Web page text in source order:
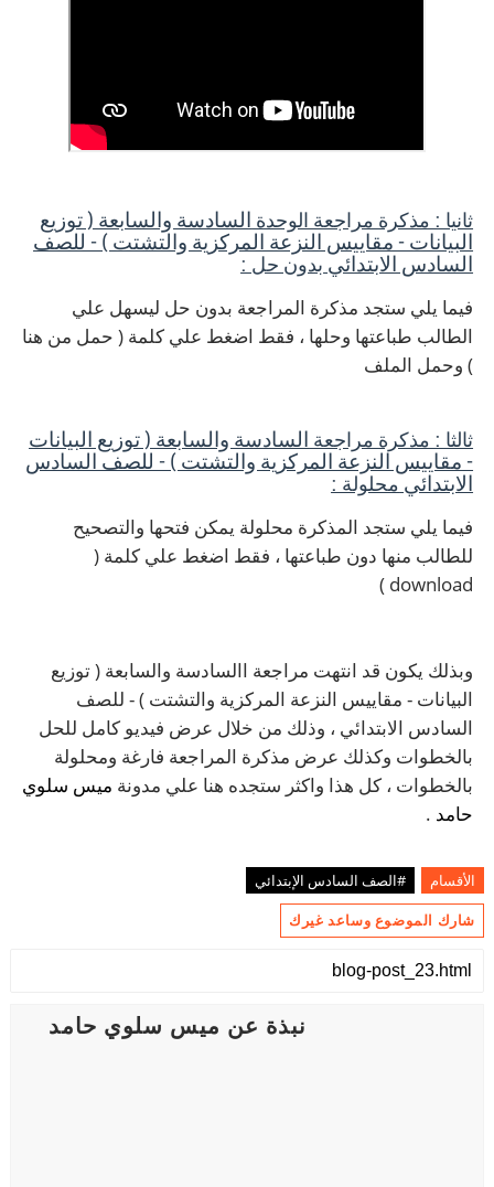
ثانيا : مذكرة مراجعة الوحدة السادسة والسابعة ( توزيع
البيانات - مقاييس النزعة المركزية والتشتت ) - للصف
السادس الابتدائي بدون حل :
فيما يلي ستجد مذكرة المراجعة بدون حل ليسهل علي
الطالب طباعتها وحلها ، فقط اضغط علي كلمة ( حمل من هنا
) وحمل الملف
ثالثا : مذكرة مراجعة السادسة والسابعة ( توزيع البيانات
- مقاييس النزعة المركزية والتشتت ) - للصف السادس
الابتدائي محلولة :
فيما يلي ستجد المذكرة محلولة يمكن فتحها والتصحيح
للطالب منها دون طباعتها ، فقط اضغط علي كلمة (
download )
وبذلك يكون قد انتهت مراجعة االسادسة والسابعة ( توزيع
البيانات - مقاييس النزعة المركزية والتشتت ) - للصف
السادس الابتدائي ، وذلك من خلال عرض فيديو كامل للحل
بالخطوات وكذلك عرض مذكرة المراجعة فارغة ومحلولة
بالخطوات ، كل هذا واكثر ستجده هنا علي مدونة ميس سلوي
حامد .
الأقسام
#الصف السادس الإبتدائي
شارك الموضوع وساعد غيرك
نبذة عن ميس سلوي حامد